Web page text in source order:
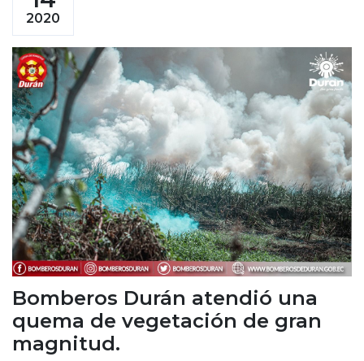
2020
Bomberos Durán atendió una
quema de vegetación de gran
magnitud.